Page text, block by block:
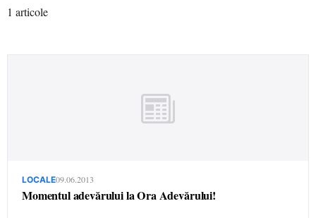
1 articole
LOCALE09.06.2013
Momentul adevărului la Ora Adevărului!